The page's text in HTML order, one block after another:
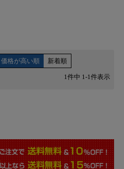
価格が高い順 新着順
1 件中 1 -1 件表示